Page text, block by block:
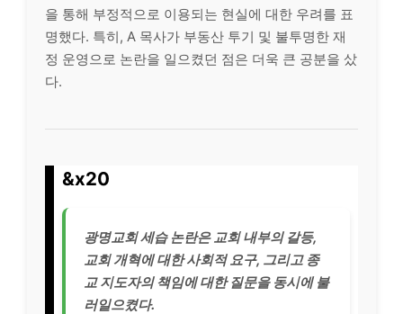
을 통해 부정적으로 이용되는 현실에 대한 우려를 표
명했다. 특히, A 목사가 부동산 투기 및 불투명한 재
정 운영으로 논란을 일으켰던 점은 더욱 큰 공분을 샀
다.
&x20
광명교회 세습 논란은 교회 내부의 갈등,
교회 개혁에 대한 사회적 요구, 그리고 종
교 지도자의 책임에 대한 질문을 동시에 불
러일으켰다.